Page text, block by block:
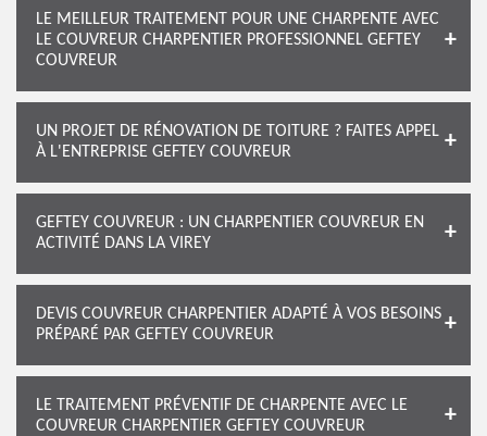
LE MEILLEUR TRAITEMENT POUR UNE CHARPENTE AVEC
LE COUVREUR CHARPENTIER PROFESSIONNEL GEFTEY
COUVREUR
UN PROJET DE RÉNOVATION DE TOITURE ? FAITES APPEL
À L'ENTREPRISE GEFTEY COUVREUR
GEFTEY COUVREUR : UN CHARPENTIER COUVREUR EN
ACTIVITÉ DANS LA VIREY
DEVIS COUVREUR CHARPENTIER ADAPTÉ À VOS BESOINS
PRÉPARÉ PAR GEFTEY COUVREUR
LE TRAITEMENT PRÉVENTIF DE CHARPENTE AVEC LE
COUVREUR CHARPENTIER GEFTEY COUVREUR